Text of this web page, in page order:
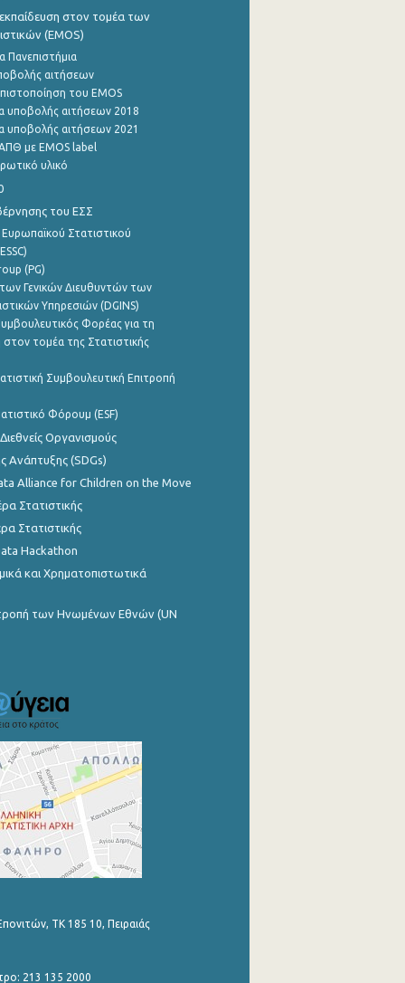
στον τομέα των
(EMOS)
Πανεπιστήμια
αιτήσεων
του EMOS
υποβολής αιτήσεων 2018
υποβολής αιτήσεων 2021
με EMOS label
υλικό
του ΕΣΣ
Στατιστικού
(PG)
Γενικών Διευθυντών των
Υπηρεσιών (DGINS)
Φορέας για τη
τομέα της Στατιστικής
Συμβουλευτική Επιτροπή
Φόρουμ (ESF)
Οργανισμούς
Ανάπτυξης (SDGs)
Alliance for Children on the Move
Στατιστικής
Στατιστικής
Hackathon
και Χρηματοπιστωτικά
των Ηνωμένων Εθνών (UN
ΤΚ 185 10, Πειραιάς
213 135 2000